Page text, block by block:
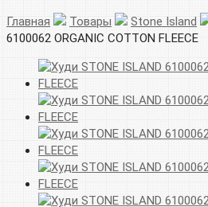
Главная Товары Stone Island
6100062 ORGANIC COTTON FLEECE